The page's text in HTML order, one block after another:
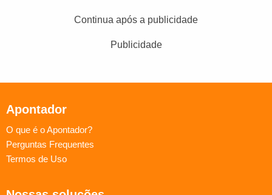
Continua após a publicidade
Publicidade
Apontador
O que é o Apontador?
Perguntas Frequentes
Termos de Uso